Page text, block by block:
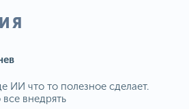
ИИ что то полезное сделает.
внедрять